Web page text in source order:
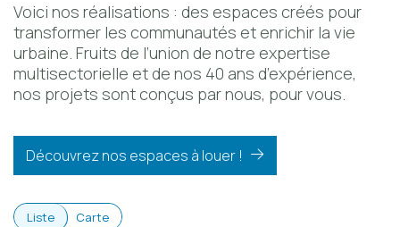
Commercial
Résidentiel
Hôtelier
Restauration
Commercial à louer
Blogue
Carrières
Contact
Voici nos réalisations : des espaces créés pour
transformer les communautés et enrichir la vie
urbaine. Fruits de l’union de notre expertise
multisectorielle et de nos 40 ans d’expérience,
nos projets sont conçus par nous, pour vous.
Découvrez nos espaces à louer !
Liste Carte